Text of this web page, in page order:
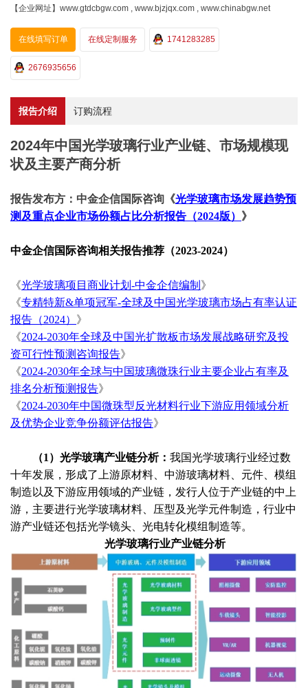
【企业网址】www.gtdcbgw.com , www.bjzjqx.com , www.chinabgw.net
在线填写订单 在线定制服务 1741283285
2676935656
报告介绍 订购流程
2024年中国光学玻璃行业产业链、市场规模现
状及主要产商分析
报告发布方：中金企信国际咨询《光学玻璃市场发展趋势预
测及重点企业市场份额占比分析报告（2024版） 》
中金企信国际咨询相关报告推荐（2023-2024）
《光学玻璃项目商业计划 -中金企信编制 》
《专精特新&单项冠军-全球及中国光学玻璃市场占有率认证
报告（2024） 》
《2024-2030年全球及中国光扩散板市场发展战略研究及投
资可行性预测咨询报告》
《2024-2030年全球与中国玻璃微珠行业主要企业占有率及
排名分析预测报告》
《2024-2030年中国微珠型反光材料行业下游应用领域分析
及优势企业竞争份额评估报告》
（1）光学玻璃产业链分析： 我国光学玻璃行业经过数
十年发展，形成了上游原材料、中游玻璃材料、元件、模组
制造以及下游应用领域的产业链，发行人位于产业链的中上
游，主要进行光学玻璃材料、压型及光学元件制造，行业中
游产业链还包括光学镜头、光电转化模组制造等。
光学玻璃行业产业链分析